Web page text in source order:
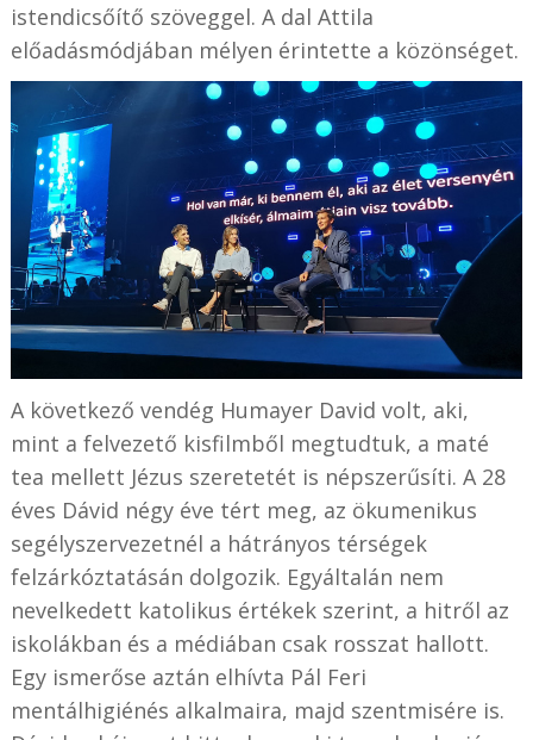
istendicsőítő szöveggel. A dal Attila
előadásmódjában mélyen érintette a közönséget.
A következő vendég Humayer David volt, aki,
mint a felvezető kisfilmből megtudtuk, a maté
tea mellett Jézus szeretetét is népszerűsíti. A 28
éves Dávid négy éve tért meg, az ökumenikus
segélyszervezetnél a hátrányos térségek
felzárkóztatásán dolgozik. Egyáltalán nem
nevelkedett katolikus értékek szerint, a hitről az
iskolákban és a médiában csak rosszat hallott.
Egy ismerőse aztán elhívta Pál Feri
mentálhigiénés alkalmaira, majd szentmisére is.